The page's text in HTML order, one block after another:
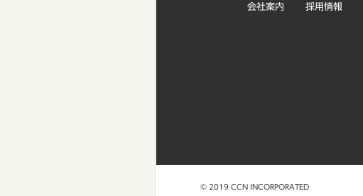
会社案内 採用情報
© 2019 CCN INCORPORATED